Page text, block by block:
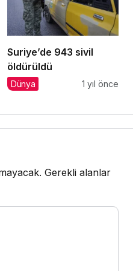
Suriye’de 943 sivil
öldürüldü
Dünya 1 yıl önce
Gerekli alanlar